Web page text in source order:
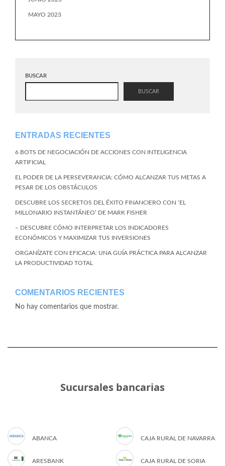
MAYO 2023
BUSCAR
BUSCAR
ENTRADAS RECIENTES
6 BOTS DE NEGOCIACIÓN DE ACCIONES CON INTELIGENCIA
ARTIFICIAL
EL PODER DE LA PERSEVERANCIA: CÓMO ALCANZAR TUS METAS A
PESAR DE LOS OBSTÁCULOS
DESCUBRE LOS SECRETOS DEL ÉXITO FINANCIERO CON ‘EL
MILLONARIO INSTANTÁNEO’ DE MARK FISHER
– DESCUBRE CÓMO INTERPRETAR LOS INDICADORES
ECONÓMICOS Y MAXIMIZAR TUS INVERSIONES
ORGANÍZATE CON EFICACIA: UNA GUÍA PRÁCTICA PARA ALCANZAR
LA PRODUCTIVIDAD TOTAL
COMENTARIOS RECIENTES
No hay comentarios que mostrar.
Sucursales bancarias
ABANCA
ARESBANK
CAJA RURAL DE NAVARRA
CAJA RURAL DE SORIA